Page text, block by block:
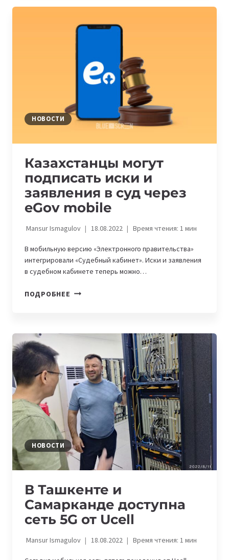
НОВОСТИ
Казахстанцы могут
подписать иски и
заявления в суд через
eGov mobile
Mansur Ismagulov 18.08.2022 Время чтения: 1мин
В мобильную версию «Электронного правительства»
интегрировали «Судебный кабинет». Иски и заявления
в судебном кабинете теперь можно…
ПОДРОБНЕЕ КАЗАХСТАНЦЫ
И
СУД
ЧЕРЕЗ
EGOV
MOBILE
НОВОСТИ
В Ташкенте и
Самарканде доступна
сеть 5G от Ucell
Mansur Ismagulov 18.08.2022 Время чтения: 1мин